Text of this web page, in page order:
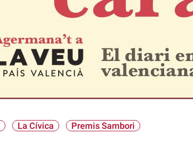
La Cívica Premis Sambori